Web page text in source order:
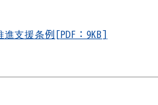
支援条例[PDF：9KB]